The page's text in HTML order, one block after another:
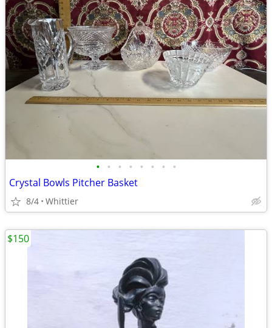
• • • • • • • •
Crystal Bowls Pitcher Basket
8/4 Whittier
$150